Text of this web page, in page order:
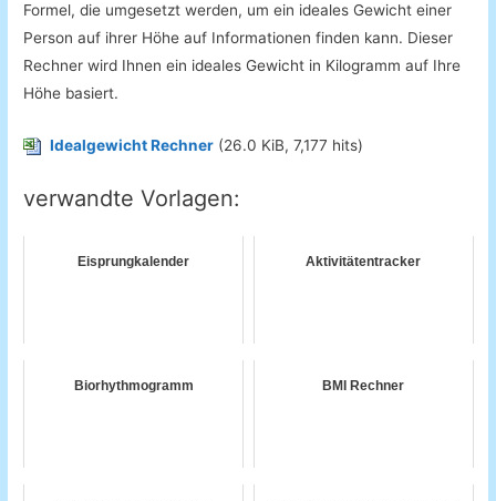
Formel, die umgesetzt werden, um ein ideales Gewicht einer
Person auf ihrer Höhe auf Informationen finden kann. Dieser
Rechner wird Ihnen ein ideales Gewicht in Kilogramm auf Ihre
Höhe basiert.
Idealgewicht Rechner (26.0 KiB, 7,177 hits)
verwandte Vorlagen:
Eisprungkalender Aktivitätentracker
Biorhythmogramm BMI Rechner